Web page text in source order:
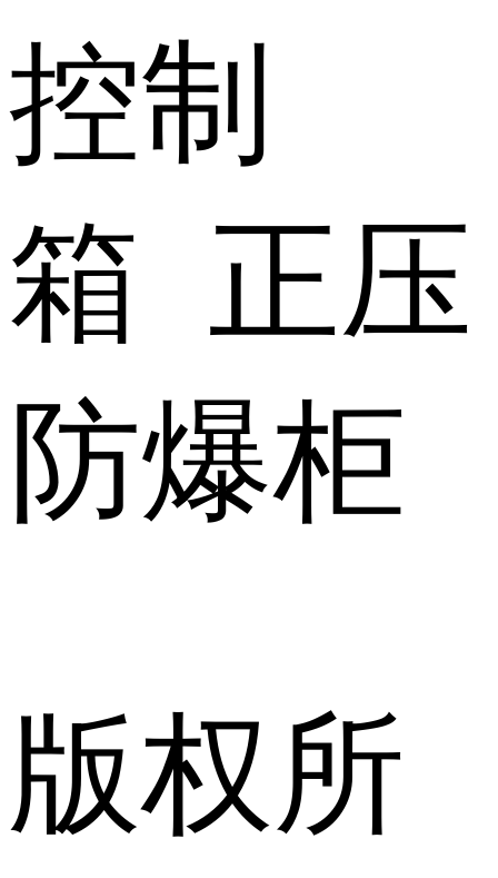
控制
箱 正压
防爆柜
版权所